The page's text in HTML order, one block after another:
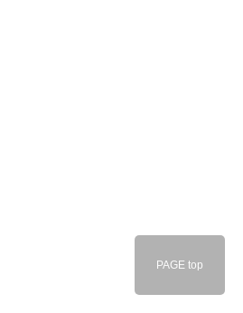
PAGE top